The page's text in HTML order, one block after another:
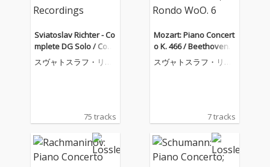
Sviatoslav Richter - Co
mplete DG Solo / Conc
erto Recordings
スヴャトスラフ・リヒ
75 tracks
Mozart: Piano Concert
o K. 466 / Beethoven:
Piano Concerto No. 3;
Rondo WoO. 6
スヴャトスラフ・リヒ
7 tracks